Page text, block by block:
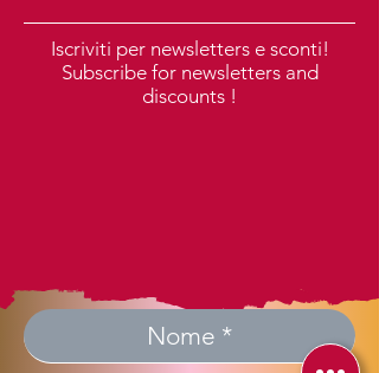
Iscriviti per newsletters e sconti!
Subscribe for newsletters and
discounts !